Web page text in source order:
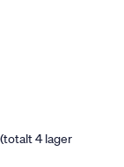
4 lager